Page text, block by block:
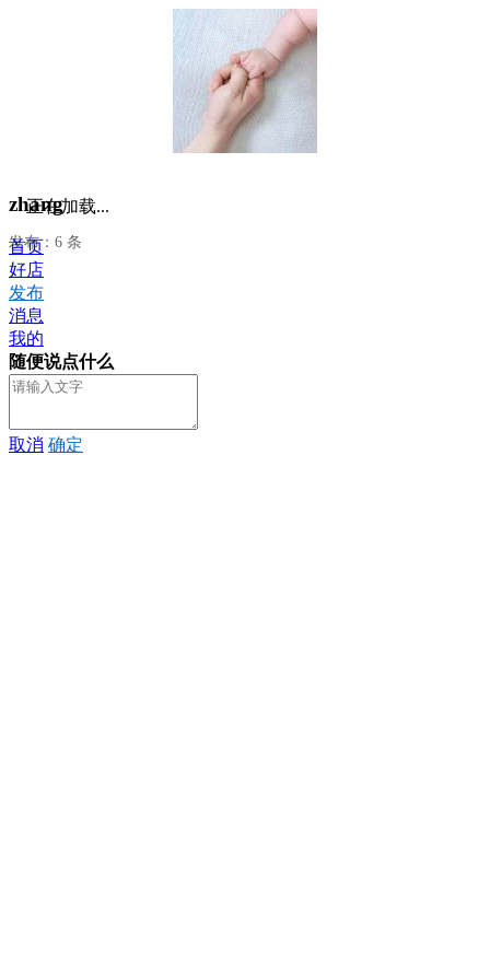
zhang
发布：6 条
正在加载...
首页
好店
发布
消息
我的
随便说点什么
取消 确定